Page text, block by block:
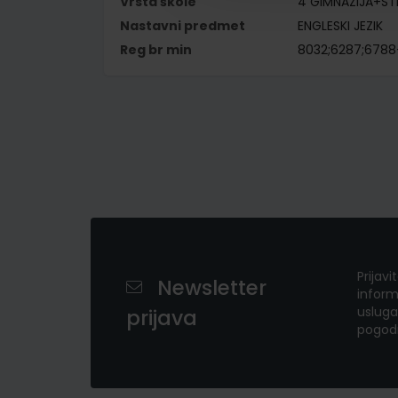
Nastavni predmet
ENGLESKI JEZIK
Reg br min
Newsletter
prijava